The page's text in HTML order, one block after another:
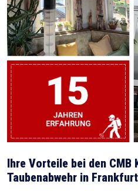
Ihre Vorteile bei den CMB
Taubenabwehr in